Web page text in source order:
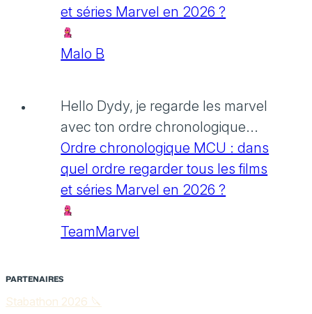
et séries Marvel en 2026 ?
Malo B
Hello Dydy, je regarde les marvel
avec ton ordre chronologique...
Ordre chronologique MCU : dans
quel ordre regarder tous les films
et séries Marvel en 2026 ?
TeamMarvel
PARTENAIRES
Stabathon 2026 🔪